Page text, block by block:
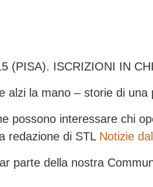
(PISA). ISCRIZIONI IN
alzi la mano – storie di una
possono interessare chi
redazione di STL Notizie
parte della nostra